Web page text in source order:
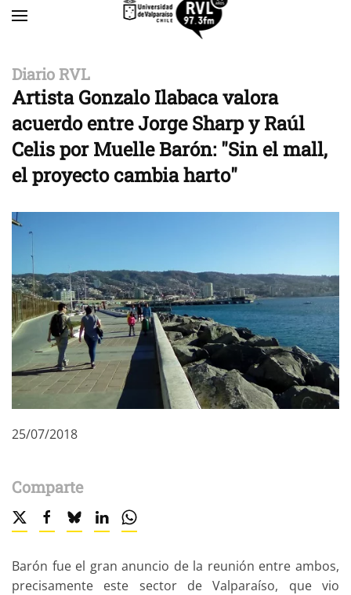
Diario RVL
Artista Gonzalo Ilabaca valora
acuerdo entre Jorge Sharp y Raúl
Celis por Muelle Barón: "Sin el mall,
el proyecto cambia harto"
25/07/2018
Comparte
Barón fue el gran anuncio de la reunión entre ambos,
precisamente este sector de Valparaíso, que vio